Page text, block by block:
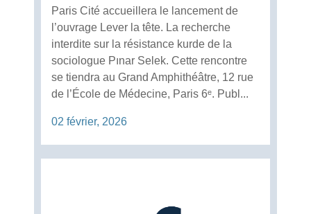
Paris Cité accueillera le lancement de
l’ouvrage Lever la tête. La recherche
interdite sur la résistance kurde de la
sociologue Pınar Selek. Cette rencontre
se tiendra au Grand Amphithéâtre, 12 rue
de l’École de Médecine, Paris 6ᵉ. Publ...
02 février, 2026